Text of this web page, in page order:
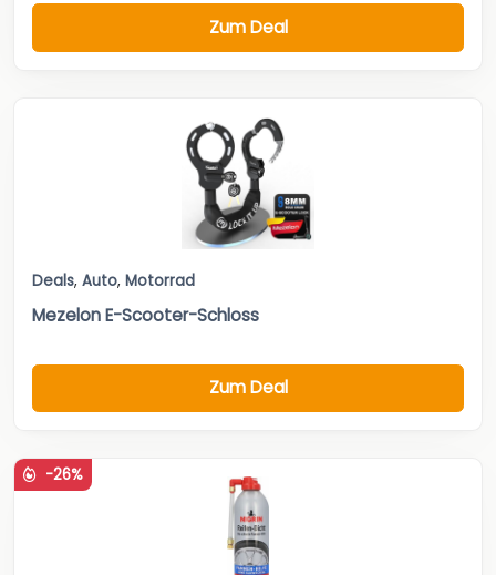
Zum Deal
Deals, Auto, Motorrad
Mezelon E-Scooter-Schloss
Zum Deal
-26%